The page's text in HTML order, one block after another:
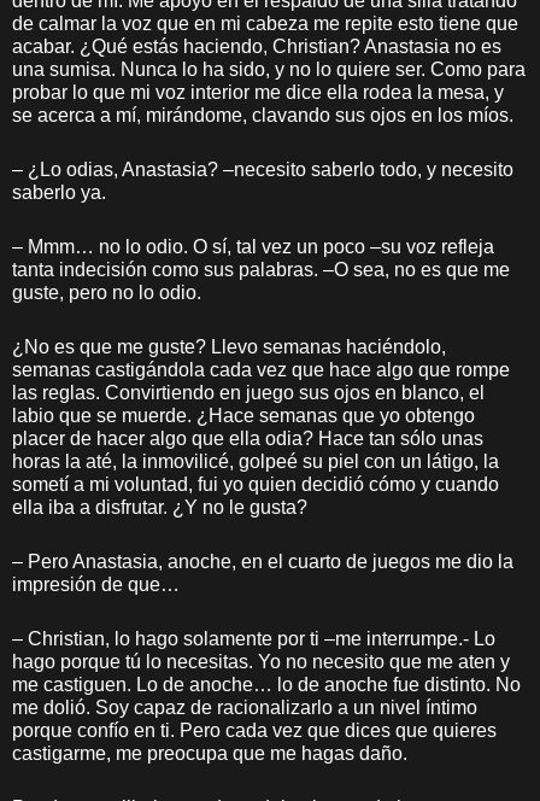
de calmar la voz que en mi cabeza me repite esto tiene que
acabar. ¿Qué estás haciendo, Christian? Anastasia no es
una sumisa. Nunca lo ha sido, y no lo quiere ser. Como para
probar lo que mi voz interior me dice ella rodea la mesa, y
se acerca a mí, mirándome, clavando sus ojos en los míos.
– ¿Lo odias, Anastasia? –necesito saberlo todo, y necesito
saberlo ya.
– Mmm… no lo odio. O sí, tal vez un poco –su voz refleja
tanta indecisión como sus palabras. –O sea, no es que me
guste, pero no lo odio.
¿No es que me guste? Llevo semanas haciéndolo,
semanas castigándola cada vez que hace algo que rompe
las reglas. Convirtiendo en juego sus ojos en blanco, el
labio que se muerde. ¿Hace semanas que yo obtengo
placer de hacer algo que ella odia? Hace tan sólo unas
horas la até, la inmovilicé, golpeé su piel con un látigo, la
sometí a mi voluntad, fui yo quien decidió cómo y cuando
ella iba a disfrutar. ¿Y no le gusta?
– Pero Anastasia, anoche, en el cuarto de juegos me dio la
impresión de que…
– Christian, lo hago solamente por ti –me interrumpe.- Lo
hago porque tú lo necesitas. Yo no necesito que me aten y
me castiguen. Lo de anoche… lo de anoche fue distinto. No
me dolió. Soy capaz de racionalizarlo a un nivel íntimo
porque confío en ti. Pero cada vez que dices que quieres
castigarme, me preocupa que me hagas daño.